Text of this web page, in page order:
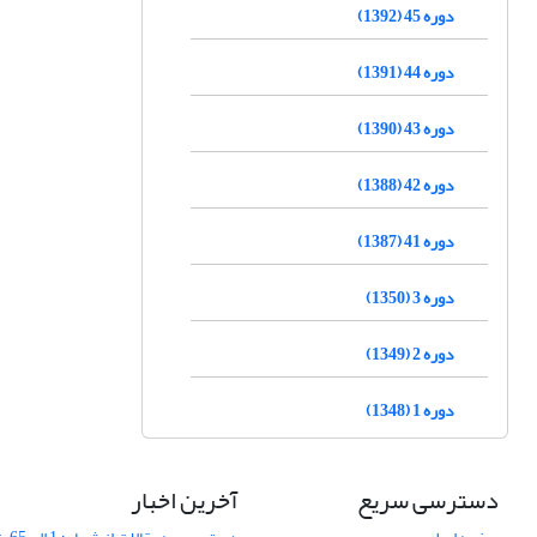
دوره 45 (1392)
دوره 44 (1391)
دوره 43 (1390)
دوره 42 (1388)
دوره 41 (1387)
دوره 3 (1350)
دوره 2 (1349)
دوره 1 (1348)
دسترسی سریع آخرین اخبار